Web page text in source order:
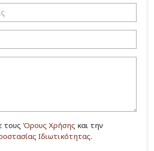
τους Όρους Χρήσης και την
Ιδιωτικότητας.